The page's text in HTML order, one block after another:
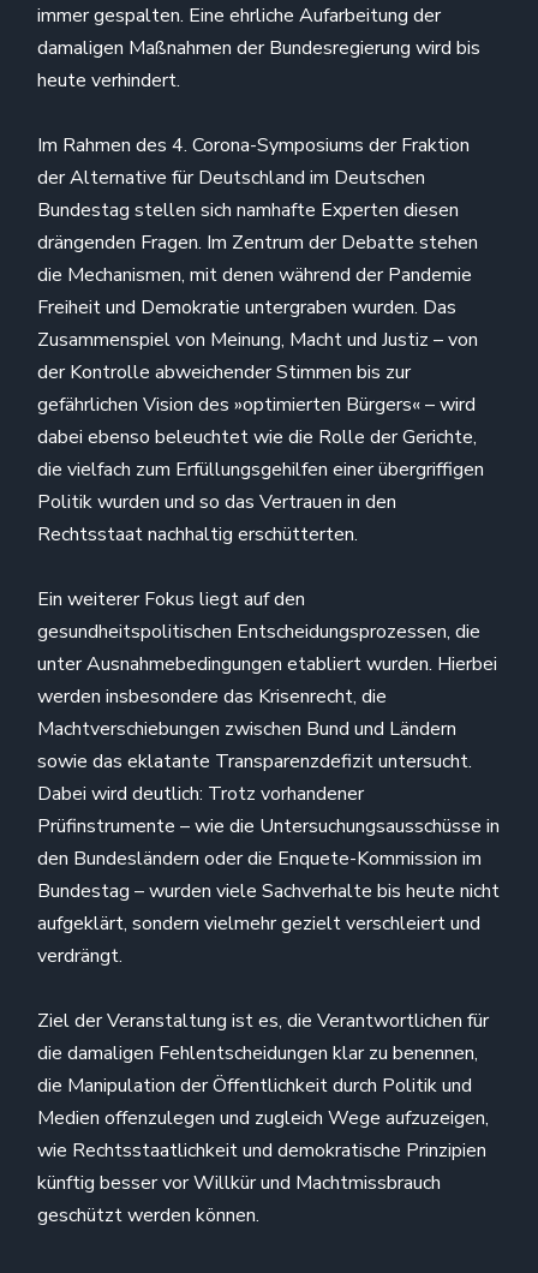
immer gespalten. Eine ehrliche Aufarbeitung der
damaligen Maßnahmen der Bundesregierung wird bis
heute verhindert.
Im Rahmen des 4. Corona-Symposiums der Fraktion
der Alternative für Deutschland im Deutschen
Bundestag stellen sich namhafte Experten diesen
drängenden Fragen. Im Zentrum der Debatte stehen
die Mechanismen, mit denen während der Pandemie
Freiheit und Demokratie untergraben wurden. Das
Zusammenspiel von Meinung, Macht und Justiz – von
der Kontrolle abweichender Stimmen bis zur
gefährlichen Vision des »optimierten Bürgers« – wird
dabei ebenso beleuchtet wie die Rolle der Gerichte,
die vielfach zum Erfüllungsgehilfen einer übergriffigen
Politik wurden und so das Vertrauen in den
Rechtsstaat nachhaltig erschütterten.
Ein weiterer Fokus liegt auf den
gesundheitspolitischen Entscheidungsprozessen, die
unter Ausnahmebedingungen etabliert wurden. Hierbei
werden insbesondere das Krisenrecht, die
Machtverschiebungen zwischen Bund und Ländern
sowie das eklatante Transparenzdefizit untersucht.
Dabei wird deutlich: Trotz vorhandener
Prüfinstrumente – wie die Untersuchungsausschüsse in
den Bundesländern oder die Enquete-Kommission im
Bundestag – wurden viele Sachverhalte bis heute nicht
aufgeklärt, sondern vielmehr gezielt verschleiert und
verdrängt.
Ziel der Veranstaltung ist es, die Verantwortlichen für
die damaligen Fehlentscheidungen klar zu benennen,
die Manipulation der Öffentlichkeit durch Politik und
Medien offenzulegen und zugleich Wege aufzuzeigen,
wie Rechtsstaatlichkeit und demokratische Prinzipien
künftig besser vor Willkür und Machtmissbrauch
geschützt werden können.